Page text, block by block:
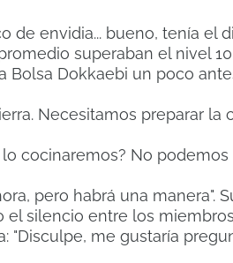
de envidia... bueno, tenía el
superaban el nivel
Bolsa Dokkaebi un poco
Necesitamos preparar la
cocinaremos? No podemos
pero habrá una manera".
el silencio entre los
"Disculpe, me gustaría